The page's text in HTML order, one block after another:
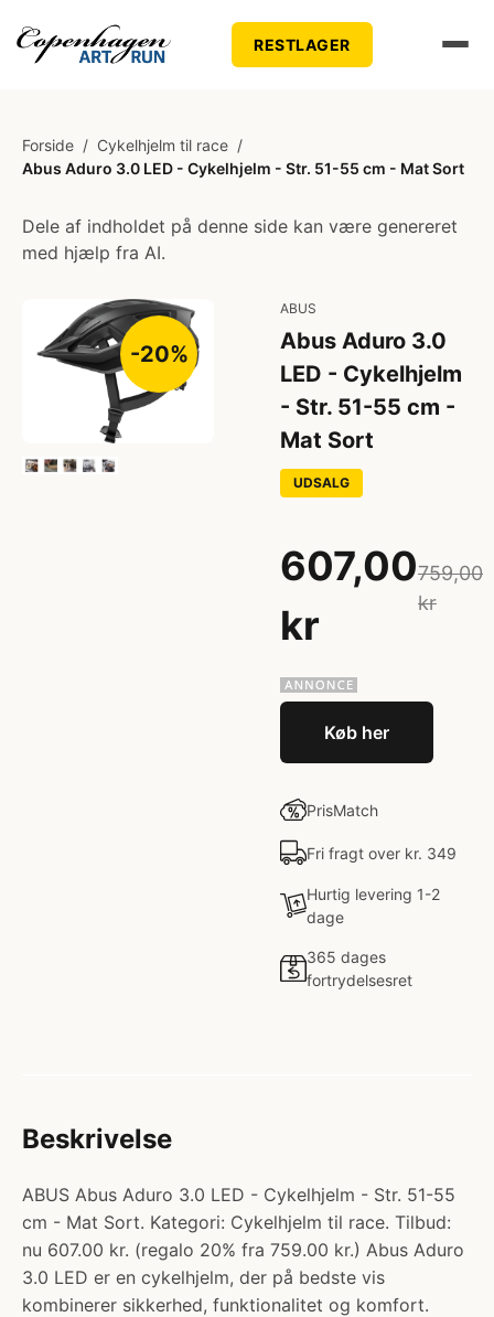
RESTLAGER
Forside / Cykelhjelm til race /
Abus Aduro 3.0 LED - Cykelhjelm - Str. 51-55 cm - Mat Sort
Dele af indholdet på denne side kan være genereret
med hjælp fra AI.
-20%
ABUS
Abus Aduro 3.0
LED - Cykelhjelm
- Str. 51-55 cm -
Mat Sort
UDSALG
607,00
kr
759,00
kr
Køb her
PrisMatch
Fri fragt over kr. 349
Hurtig levering 1-2
dage
365 dages
fortrydelsesret
Beskrivelse
ABUS Abus Aduro 3.0 LED - Cykelhjelm - Str. 51-55
cm - Mat Sort. Kategori: Cykelhjelm til race. Tilbud:
nu 607.00 kr. (regalo 20% fra 759.00 kr.) Abus Aduro
3.0 LED er en cykelhjelm, der på bedste vis
kombinerer sikkerhed, funktionalitet og komfort.